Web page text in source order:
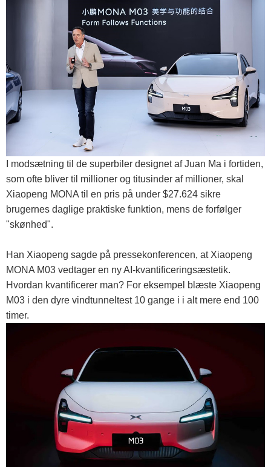
I modsætning til de superbiler designet af Juan Ma i fortiden,
som ofte bliver til millioner og titusinder af millioner, skal
Xiaopeng MONA til en pris på under $27.624 sikre
brugernes daglige praktiske funktion, mens de forfølger
"skønhed".
Han Xiaopeng sagde på pressekonferencen, at Xiaopeng
MONA M03 vedtager en ny AI-kvantificeringsæstetik.
Hvordan kvantificerer man? For eksempel blæste Xiaopeng
M03 i den dyre vindtunneltest 10 gange i i alt mere end 100
timer.